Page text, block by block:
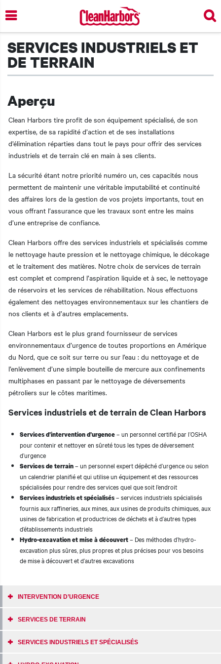
Skip
to
main
content
actions
SERVICES INDUSTRIELS ET
DE TERRAIN
Aperçu
Clean Harbors tire profit de son équipement spécialisé, de son
expertise, de sa rapidité d’action et de ses installations
d’élimination réparties dans tout le pays pour offrir des services
industriels et de terrain clé en main à ses clients.
La sécurité étant notre priorité numéro un, ces capacités nous
permettent de maintenir une véritable imputabilité et continuité
des affaires lors de la gestion de vos projets importants, tout en
vous offrant l’assurance que les travaux sont entre les mains
d’une entreprise de confiance.
Clean Harbors offre des services industriels et spécialisés comme
le nettoyage haute pression et le nettoyage chimique, le décokage
et le traitement des matières. Notre choix de services de terrain
est complet et comprend l’aspiration liquide et à sec, le nettoyage
de réservoirs et les services de réhabilitation. Nous effectuons
également des nettoyages environnementaux sur les chantiers de
nos clients et à d’autres emplacements.
Clean Harbors est le plus grand fournisseur de services
environnementaux d’urgence de toutes proportions en Amérique
du Nord, que ce soit sur terre ou sur l’eau : du nettoyage et de
l’enlèvement d’une simple bouteille de mercure aux confinements
multiphases en passant par le nettoyage de déversements
pétroliers sur le côtes maritimes.
Services industriels et de terrain de Clean Harbors
Services d’intervention d’urgence– un personnel certifié par l’OSHA
pour contenir et nettoyer en sûreté tous les types de déversement
d’urgence
Services de terrain– un personnel expert dépêché d’urgence ou selon
un calendrier planifié et qui utilise un équipement et des ressources
spécialisées pour rendre des services quel que soit l’endroit
Services industriels et spécialisés– services industriels spécialisés
fournis aux raffineries, aux mines, aux usines de produits chimiques, aux
usines de fabrication et productrices de déchets et à d’autres types
d’établissements industriels
Hydro-excavation et mise à découvert– Des méthodes d’hydro-
excavation plus sûres, plus propres et plus précises pour vos besoins
de mise à découvert et d’autres excavations
INTERVENTION D’URGENCE
SERVICES DE TERRAIN
SERVICES INDUSTRIELS ET SPÉCIALISÉS